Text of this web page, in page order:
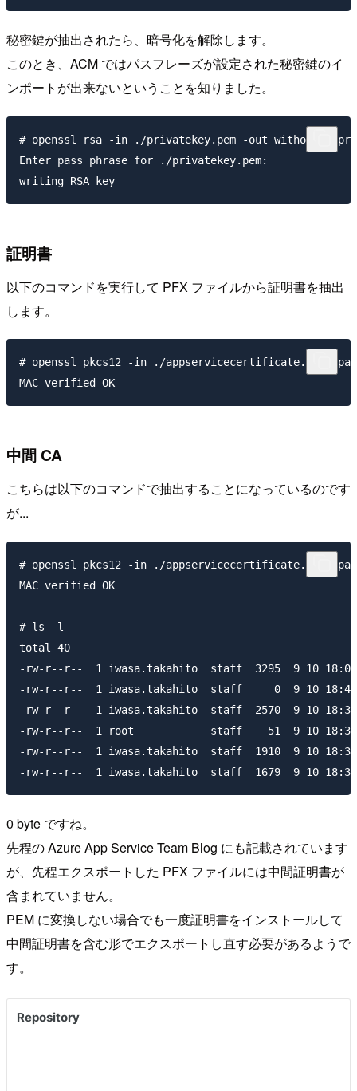
秘密鍵が抽出されたら、暗号化を解除します。
このとき、ACM ではパスフレーズが設定された秘密鍵のイ
ンポートが出来ないということを知りました。
# openssl rsa -in ./privatekey.pem -out withoutpw-
Enter pass phrase for ./privatekey.pem:
証明書
以下のコマンドを実行して PFX ファイルから証明書を抽出
します。
# openssl pkcs12 -in ./appservicecertificate.pfx -
中間 CA
こちらは以下のコマンドで抽出することになっているのです
が...
# openssl pkcs12 -in ./appservicecertificate.pfx -
MAC verified OK
# ls -l
total 40
-rw-r--r--  1 iwasa.takahito  staff  3295  9 10
-rw-r--r--  1 iwasa.takahito  staff     0  9 10 18:41
-rw-r--r--  1 iwasa.takahito  staff  2570  9 10
-rw-r--r--  1 root            staff    51  9 10 18:33
-rw-r--r--  1 iwasa.takahito  staff  1910  9 10 18:34
0 byte ですね。
先程の Azure App Service Team Blog にも記載されています
が、先程エクスポートした PFX ファイルには中間証明書が
含まれていません。
PEM に変換しない場合でも一度証明書をインストールして
中間証明書を含む形でエクスポートし直す必要があるようで
す。